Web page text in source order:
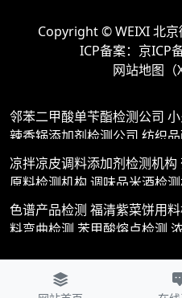
Copyright ©WEIXI 北
ICP备案： 京ICP
网站地图（
邻苯二甲酸单苄酯检测公司
辣香锅添加剂检测公司 纺织
鱼用料检测公司 皮冻添加剂检
司 二氧化硅的紫外吸收光谱
度检测公司魔芋素肚片违法
司苯并噻吩检测公司间甲氧
添加剂检测公司
生发型育发
西吡氯铵含量液相色谱法检测
凉拌凉皮调料添加剂检测机构
原料检测机构 调味品米酒检
构 北京烤鸭卷饼用料检测机构
粒酸奶添加剂检测机构间苯
钠盐检测机构硫酸铵硫含量
蜂蜜麻花添加剂检测机构
色谱产品检测 福清紫菜饼用
料弯曲检测 苯甲酸熔点检测
金像高筋粉添加剂检测
金属
回锅牛肉用料检测 除硅